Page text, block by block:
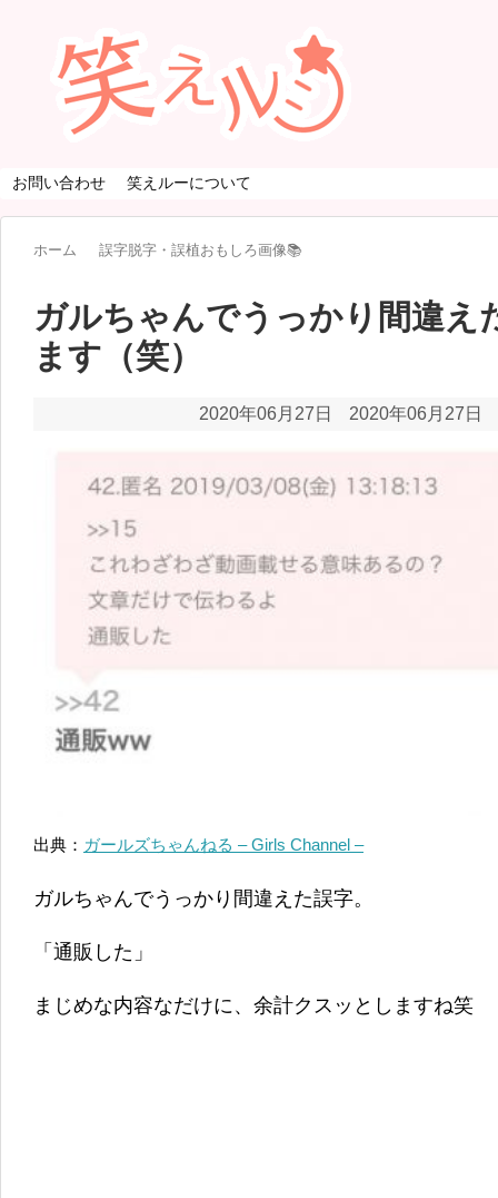
お問い合わせ 笑えルーについて
ホーム 誤字脱字・誤植おもしろ画像📚
ガルちゃんでうっかり間違え
ます（笑）
2020年06月27日 2020年06月27日
出典： ガールズちゃんねる – Girls Channel –
ガルちゃんでうっかり間違えた誤字。
「通販した」
まじめな内容なだけに、余計クスッとしますね笑